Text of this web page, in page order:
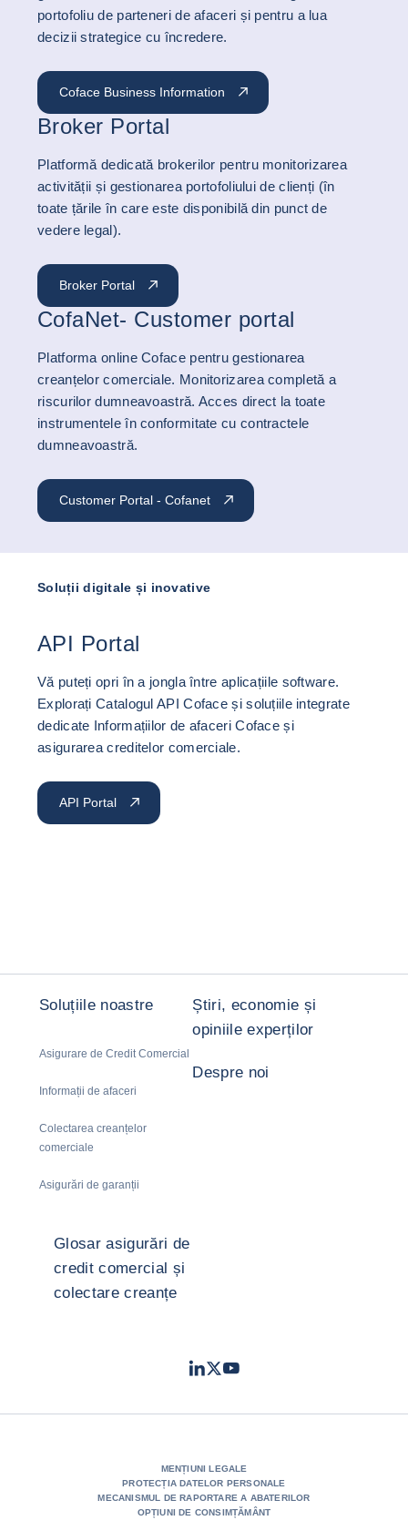
portofoliu de parteneri de afaceri și pentru a lua
decizii strategice cu încredere.
Coface Business Information
Broker Portal
Platformă dedicată brokerilor pentru monitorizarea
activității și gestionarea portofoliului de clienți (în
toate țările în care este disponibilă din punct de
vedere legal).
Broker Portal
CofaNet- Customer portal
Platforma online Coface pentru gestionarea
creanțelor comerciale. Monitorizarea completă a
riscurilor dumneavoastră. Acces direct la toate
instrumentele în conformitate cu contractele
dumneavoastră.
Customer Portal - Cofanet
Soluții digitale și inovative
API Portal
Vă puteți opri în a jongla între aplicațiile software.
Explorați Catalogul API Coface și soluțiile integrate
dedicate Informațiilor de afaceri Coface și
asigurarea creditelor comerciale.
API Portal
Soluțiile noastre
Asigurare de Credit Comercial
Informații de afaceri
Colectarea creanțelor
comerciale
Asigurări de garanții
Știri, economie și
opiniile experților
Despre noi
Glosar asigurări de
credit comercial și
colectare creanțe
LinkedIn
TwitterYoutube
MENȚIUNI LEGALE
PROTECȚIA DATELOR PERSONALE
MECANISMUL DE RAPORTARE A ABATERILOR
OPȚIUNI DE CONSIMȚĂMÂNT